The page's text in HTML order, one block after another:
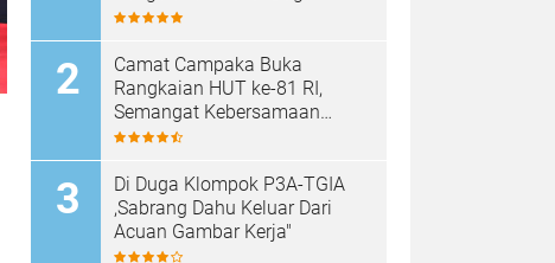
Cemari Sungai Cisata
Sementara
Camat Campaka Buka
Rangkaian HUT ke-81 RI,
Semangat Kebersamaan
Warnai Senam Massal dan
Desa
Di Duga Klompok P3A-TGIA
,Sabrang Dahu Keluar Dari
Acuan Gambar Kerja"